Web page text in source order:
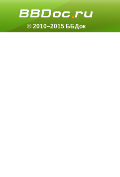
© 2010–2015 ББДок